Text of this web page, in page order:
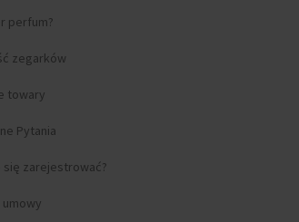
perfum?
zegarków
towary
Pytania
zarejestrować?